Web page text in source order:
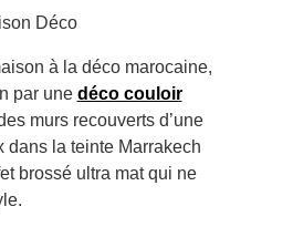
Déco
à la déco marocaine,
par une déco couloir
murs recouverts d’une
dans la teinte Marrakech
brossé ultra mat qui ne